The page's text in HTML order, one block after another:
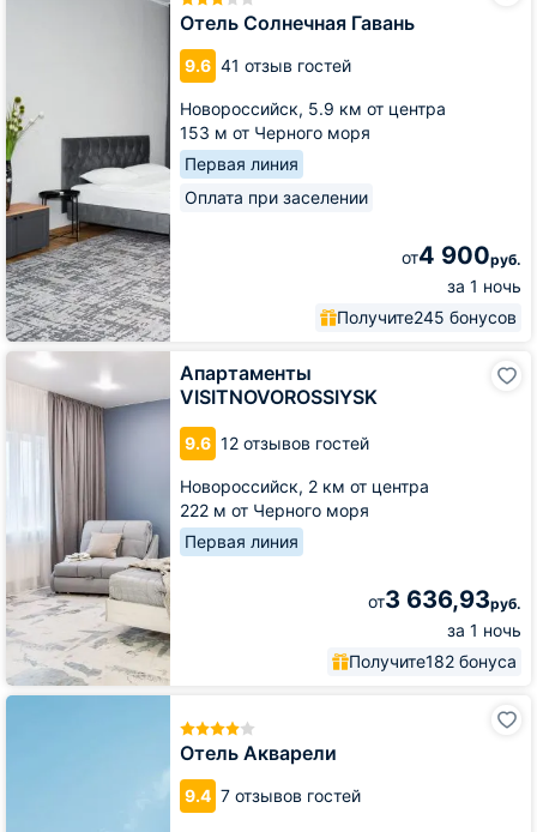
Отель Солнечная Гавань
9.6 41 отзыв гостей
Новороссийск, 5.9 км от центра
153 м от Черного моря
Первая линия
Оплата при заселении
от4 900руб.
за 1 ночь
Получите245 бонусов
Апартаменты
VISITNOVOROSSIYSK
9.6 12 отзывов гостей
Новороссийск, 2 км от центра
222 м от Черного моря
Первая линия
от3 636,93руб.
за 1 ночь
Получите182 бонуса
Апартаменты
VISITNOVOROSSIYSK
Отель Акварели
9.4 7 отзывов гостей
Отель